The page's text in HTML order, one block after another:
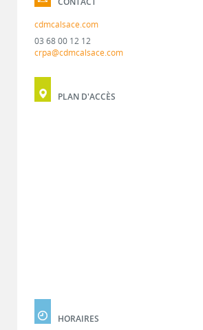
cdmcalsace.com
03 68 00 12 12
crpa@cdmcalsace.com
PLAN D'ACCÈS
HORAIRES